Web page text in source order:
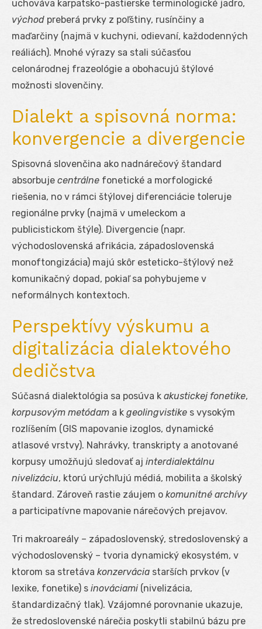
uchováva karpatsko-pastierske terminologické jadro,
východ preberá prvky z poľštiny, rusínčiny a
maďarčiny (najmä v kuchyni, odievaní, každodenných
reáliách). Mnohé výrazy sa stali súčasťou
celonárodnej frazeológie a obohacujú štýlové
možnosti slovenčiny.
Dialekt a spisovná norma:
konvergencie a divergencie
Spisovná slovenčina ako nadnárečový štandard
absorbuje centrálne fonetické a morfologické
riešenia, no v rámci štýlovej diferenciácie toleruje
regionálne prvky (najmä v umeleckom a
publicistickom štýle). Divergencie (napr.
východoslovenská afrikácia, západoslovenská
monoftongizácia) majú skôr esteticko-štýlový než
komunikačný dopad, pokiaľ sa pohybujeme v
neformálnych kontextoch.
Perspektívy výskumu a
digitalizácia dialektového
dedičstva
Súčasná dialektológia sa posúva k akustickej fonetike,
korpusovým metódam a k geolingvistike s vysokým
rozlíšením (GIS mapovanie izoglos, dynamické
atlasové vrstvy). Nahrávky, transkripty a anotované
korpusy umožňujú sledovať aj interdialektálnu
nivelizáciu, ktorú urýchľujú médiá, mobilita a školský
štandard. Zároveň rastie záujem o komunitné archívy
a participatívne mapovanie nárečových prejavov.
Tri makroareály – západoslovenský, stredoslovenský a
východoslovenský – tvoria dynamický ekosystém, v
ktorom sa stretáva konzervácia starších prvkov (v
lexike, fonetike) s inováciami (nivelizácia,
štandardizačný tlak). Vzájomné porovnanie ukazuje,
že stredoslovenské nárečia poskytli stabilnú bázu pre